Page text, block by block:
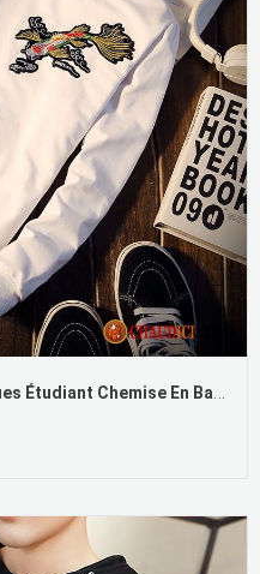
Sweat Col Roulé Homme Longues Étudiant Chemise En Bas Col Rond Homme Pas Cher